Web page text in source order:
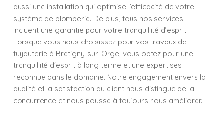
aussi une installation qui optimise l’efficacité de votre
système de plomberie. De plus, tous nos services
incluent une garantie pour votre tranquillité d’esprit.
Lorsque vous nous choisissez pour vos travaux de
tuyauterie à Bretigny-sur-Orge, vous optez pour une
tranquillité d'esprit à long terme et une expertises
reconnue dans le domaine. Notre engagement envers la
qualité et la satisfaction du client nous distingue de la
concurrence et nous pousse à toujours nous améliorer.